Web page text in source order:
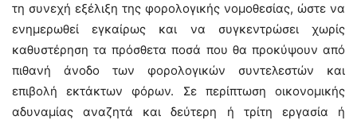
τη συνεχή εξέλιξη της φορολογικής νομοθεσίας, ώστε να
ενημερωθεί εγκαίρως και να συγκεντρώσει χωρίς
καθυστέρηση τα πρόσθετα ποσά που θα προκύψουν από
πιθανή άνοδο των φορολογικών συντελεστών και
επιβολή εκτάκτων φόρων. Σε περίπτωση οικονομικής
αδυναμίας αναζητά και δεύτερη ή τρίτη εργασία ή